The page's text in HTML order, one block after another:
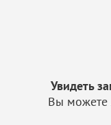
Увидеть
Вы можете